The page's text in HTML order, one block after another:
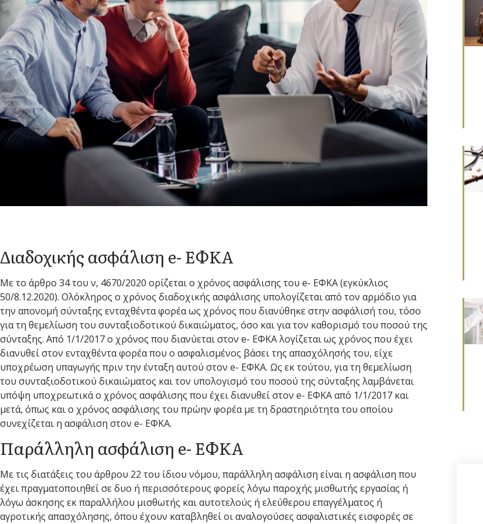
Διαδοχικής ασφάλιση e- ΕΦΚΑ
Με το άρθρο 34 του ν, 4670/2020 ορίζεται ο χρόνος ασφάλισης του e- ΕΦΚΑ (εγκύκλιος
50/8.12.2020). Ολόκληρος ο χρόνος διαδοχικής ασφάλισης υπολογίζεται από τον αρμόδιο για
την απονομή σύνταξης ενταχθέντα φορέα ως χρόνος που διανύθηκε στην ασφάλισή του, τόσο
για τη θεμελίωση του συνταξιοδοτικού δικαιώματος, όσο και για τον καθορισμό του ποσού της
σύνταξης. Από 1/1/2017 ο χρόνος που διανύεται στον e- ΕΦΚΑ λογίζεται ως χρόνος που έχει
διανυθεί στον ενταχθέντα φορέα που ο ασφαλισμένος βάσει της απασχόλησής του, είχε
υποχρέωση υπαγωγής πριν την ένταξη αυτού στον e- ΕΦΚΑ. Ως εκ τούτου, για τη θεμελίωση
του συνταξιοδοτικού δικαιώματος και τον υπολογισμό του ποσού της σύνταξης λαμβάνεται
υπόψη υποχρεωτικά ο χρόνος ασφάλισης που έχει διανυθεί στον e- ΕΦΚΑ από 1/1/2017 και
μετά, όπως και ο χρόνος ασφάλισης του πρώην φορέα με τη δραστηριότητα του οποίου
συνεχίζεται η ασφάλιση στον e- ΕΦΚΑ.
Παράλληλη ασφάλιση e- ΕΦΚΑ
Με τις διατάξεις του άρθρου 22 του ίδιου νόμου, παράλληλη ασφάλιση είναι η ασφάλιση που
έχει πραγματοποιηθεί σε δυο ή περισσότερους φορείς λόγω παροχής μισθωτής εργασίας ή
λόγω άσκησης εκ παραλλήλου μισθωτής και αυτοτελούς ή ελεύθερου επαγγέλματος ή
αγροτικής απασχόλησης, όπου έχουν καταβληθεί οι αναλογούσες ασφαλιστικές εισφορές σε